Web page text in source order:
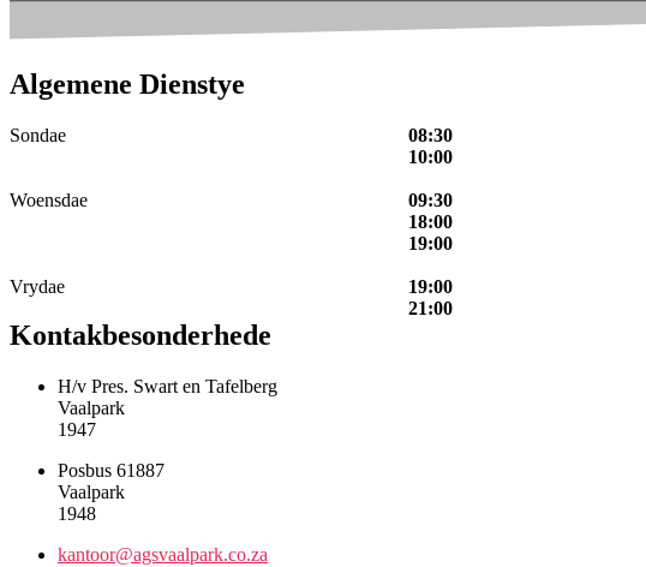
Algemene Dienstye
Sondae
Woensdae
Vrydae
08:30
10:00
09:30
18:00
19:00
19:00
21:00
Kontakbesonderhede
H/v Pres. Swart en Tafelberg
Vaalpark
1947
Posbus 61887
Vaalpark
1948
kantoor@agsvaalpark.co.za